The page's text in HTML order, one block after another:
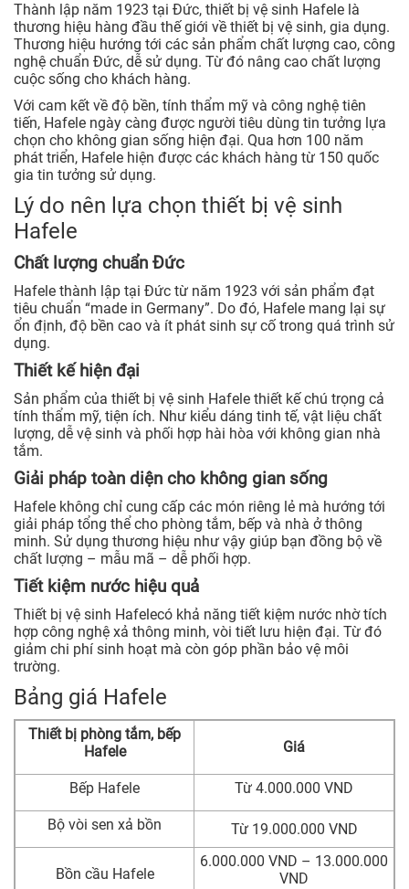
Thành lập năm 1923 tại Đức, thiết bị vệ sinh Hafele là
thương hiệu hàng đầu thế giới về thiết bị vệ sinh, gia dụng.
Thương hiệu hướng tới các sản phẩm chất lượng cao, công
nghệ chuẩn Đức, dễ sử dụng. Từ đó nâng cao chất lượng
cuộc sống cho khách hàng.
Với cam kết về độ bền, tính thẩm mỹ và công nghệ tiên
tiến, Hafele ngày càng được người tiêu dùng tin tưởng lựa
chọn cho không gian sống hiện đại. Qua hơn 100 năm
phát triển, Hafele hiện được các khách hàng từ 150 quốc
gia tin tưởng sử dụng.
Lý do nên lựa chọn thiết bị vệ sinh
Hafele
Chất lượng chuẩn Đức
Hafele thành lập tại Đức từ năm 1923 với sản phẩm đạt
tiêu chuẩn “made in Germany”. Do đó, Hafele mang lại sự
ổn định, độ bền cao và ít phát sinh sự cố trong quá trình sử
dụng.
Thiết kế hiện đại
Sản phẩm của thiết bị vệ sinh Hafele thiết kế chú trọng cả
tính thẩm mỹ, tiện ích. Như kiểu dáng tinh tế, vật liệu chất
lượng, dễ vệ sinh và phối hợp hài hòa với không gian nhà
tắm.
Giải pháp toàn diện cho không gian sống
Hafele không chỉ cung cấp các món riêng lẻ mà hướng tới
giải pháp tổng thể cho phòng tắm, bếp và nhà ở thông
minh. Sử dụng thương hiệu như vậy giúp bạn đồng bộ về
chất lượng – mẫu mã – dễ phối hợp.
Tiết kiệm nước hiệu quả
Thiết bị vệ sinh Hafelecó khả năng tiết kiệm nước nhờ tích
hợp công nghệ xả thông minh, vòi tiết lưu hiện đại. Từ đó
giảm chi phí sinh hoạt mà còn góp phần bảo vệ môi
trường.
Bảng giá Hafele
Thiết bị phòng tắm, bếp
Hafele
Giá
Bếp Hafele Từ 4.000.000 VND
Bộ vòi sen xả bồn Từ 19.000.000 VND
Bồn cầu Hafele
6.000.000 VND – 13.000.000
VND